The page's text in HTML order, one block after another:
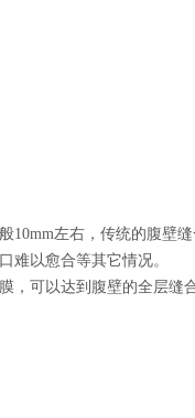
10mm左右，传统的腹壁
难以愈合等其它情况。
，可以达到腹壁的全层缝